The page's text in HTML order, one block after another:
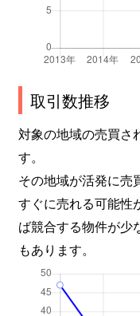
取引数推移
対象の地域の売買さ
す。
その地域が活発に売
すぐに売れる可能性
ば競合する物件が少
もあります。